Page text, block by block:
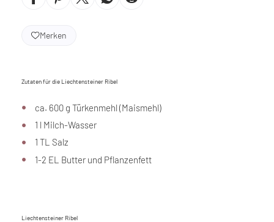
Merken
Zutaten für die Liechtensteiner Ribel
ca. 600 g Türkenmehl (Maismehl)
1 l Milch-Wasser
1 TL Salz
1-2 EL Butter und Pflanzenfett
Liechtensteiner Ribel